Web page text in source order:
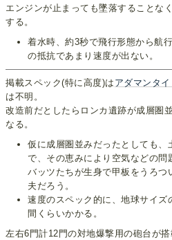
エンジンが止まっても墜落することな
する。
着水時、約3秒で飛行形態から航
の抵抗であまり速度が出ない。
掲載スペック(特に高度)は アダマンタ
は不明。
改造前だとしたらロンカ遺跡が成層圏
なる。
仮に成層圏並みだったとしても
で、その恵みにより空気などの問
バッツたちが生身で甲板をうろつ
夫だろう。
速度のスペック的に、地球サイズ
間くらいかかる。
左右6門計12門の対地爆撃用の砲台が